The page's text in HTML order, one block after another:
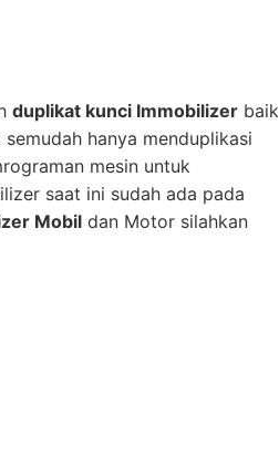
duplikat kunci Immobilizer baik
hanya menduplikasi
mesin untuk
saat ini sudah ada pada
Mobil dan Motor silahkan